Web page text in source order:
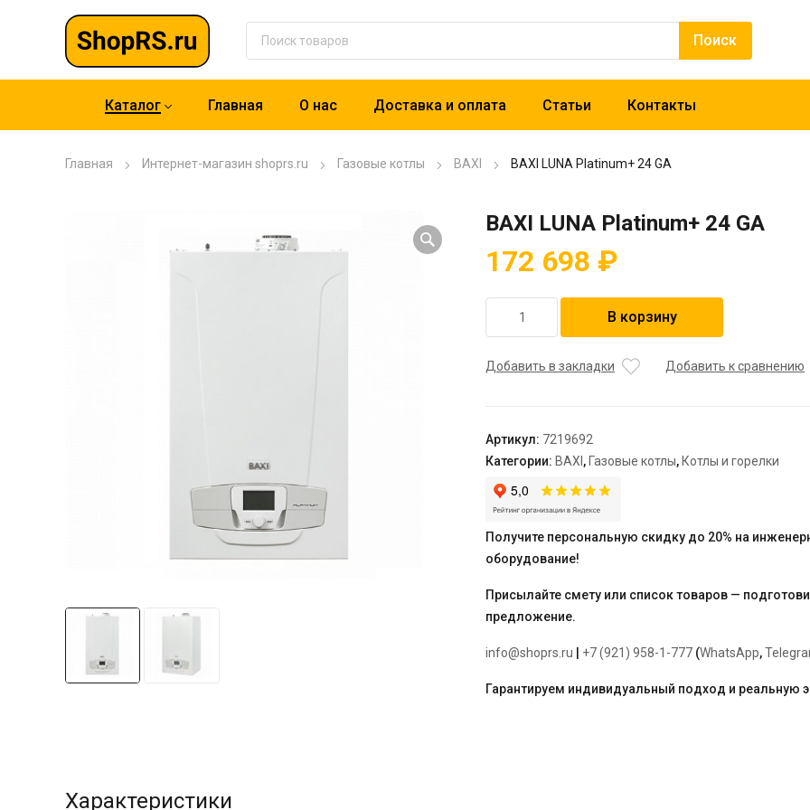
Каталог Главная О нас Доставка и оплата Статьи Контакты
Главная Интернет-магазин shoprs.ru Газовые котлы BAXI BAXI LUNA Platinum+ 24 GA
BAXI LUNA Platinum+ 24 GA
172 698 ₽
товара
LUNA
В корзину
Добавить в закладки Добавить к сравнению
Артикул: 7219692
Категории: BAXI , Газовые котлы, Котлы и горелки
Получите персональную скидку до 20% на
оборудование!
Присылайте смету или список товаров —
предложение.
info@shoprs.ru +7 (921) 958-1-777 (WhatsApp,
Гарантируем индивидуальный подход и реальную
Характеристики